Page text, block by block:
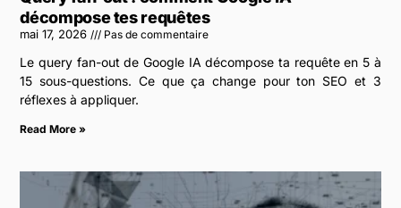
décompose tes requêtes
mai 17, 2026 Pas de commentaire
Le query fan-out de Google IA décompose ta requête en 5 à
15 sous-questions. Ce que ça change pour ton SEO et 3
réflexes à appliquer.
Read More »